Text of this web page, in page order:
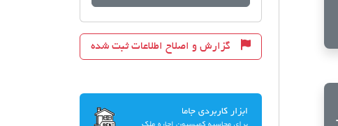
گزارش و اصلاح اطلاعات ثبت شده